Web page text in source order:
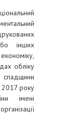
інших
обліку
2017 року
імені